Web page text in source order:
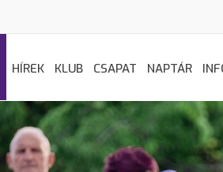
HÍREK KLUB CSAPAT NAPTÁR